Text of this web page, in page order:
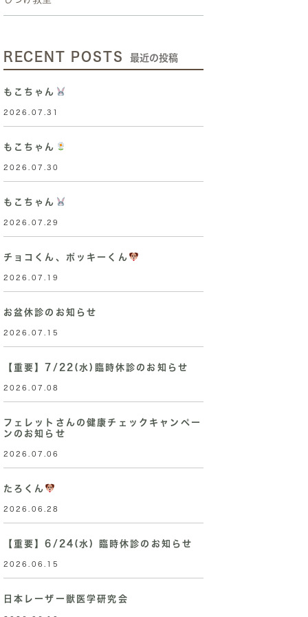
RECENT POSTS 最近の投稿
もこちゃん
2026.07.31
もこちゃん
2026.07.30
もこちゃん
2026.07.29
チョコくん、ポッキーくん
2026.07.19
お盆休診のお知らせ
2026.07.15
【重要】7/22(水)臨時休診のお知らせ
2026.07.08
フェレットさんの健康チェックキャンペー
ンのお知らせ
2026.07.06
たろくん
2026.06.28
【重要】6/24(水) 臨時休診のお知らせ
2026.06.15
日本レーザー獣医学研究会